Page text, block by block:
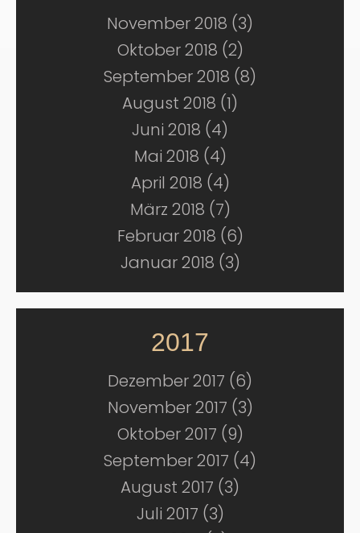
November 2018 (3)
Oktober 2018 (2)
September 2018 (8)
August 2018 (1)
Juni 2018 (4)
Mai 2018 (4)
April 2018 (4)
März 2018 (7)
Februar 2018 (6)
Januar 2018 (3)
2017
Dezember 2017 (6)
November 2017 (3)
Oktober 2017 (9)
September 2017 (4)
August 2017 (3)
Juli 2017 (3)